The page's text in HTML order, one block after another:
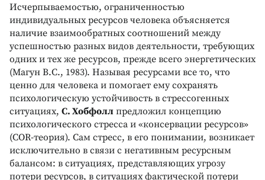
Исчерпываемостью, ограниченностью
индивидуальных ресурсов человека объясняется
наличие взаимообратных соотношений между
успешностью разных видов деятельности, требующих
одних и тех же ресурсов, прежде всего энергетических
(Магун B.С., 1983). Называя ресурсами все то, что
ценно для человека и помогает ему сохранять
психологическую устойчивость в стрессогенных
ситуациях, С. Xобфолл предложил концепцию
психологического стресса и «консервации ресурсов»
(COR-теория). Сам стресс, в его понимании, возникает
исключительно в связи с негативным ресурсным
балансом: в ситуациях, представляющих угрозу
потери ресурсов, в ситуациях фактической потери